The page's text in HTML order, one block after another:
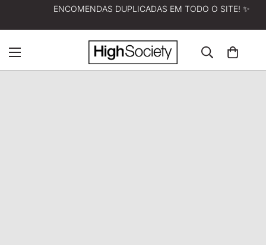
ENCOMENDAS DUPLICADAS EM TODO O SITE! ✨